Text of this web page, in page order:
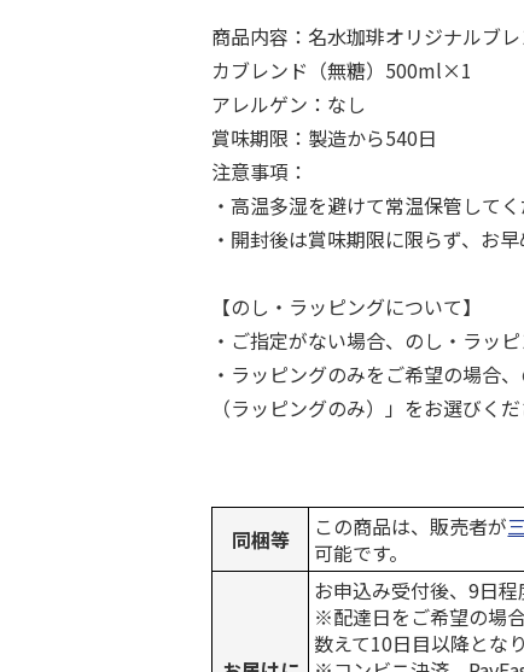
商品内容：名水珈琲オリジナルブ
カブレンド（無糖）500ml×1
アレルゲン：なし
賞味期限：製造から540日
注意事項：
・高温多湿を避けて常温保管してく
・開封後は賞味期限に限らず、お
【のし・ラッピングについて】
・ご指定がない場合、のし・ラッ
・ラッピングのみをご希望の場合
（ラッピングのみ）」をお選びくだ
同梱等 この商品は、販売者が
可能です。
お申込み受付後、9日程
※配達日をご希望の場
数えて10日目以降となり